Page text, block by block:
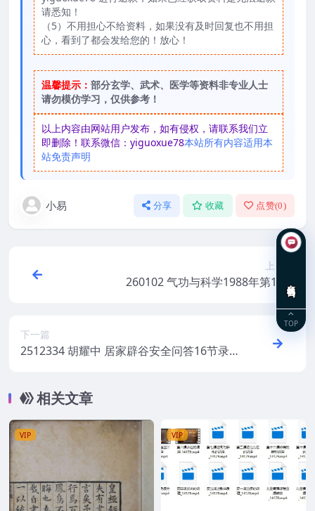
请悉知！
（5）不用担心不给资料，如果没有及时回复也不用担
心，看到了都会发给您的！放心！
温馨提示： 部分玄学、武术、医学等资料非专业人士
请勿模仿学习，仅供参考！
以上内容由网站用户发布，如有侵权，请联系我们立
即删除！联系微信：yiguoxue78本站所有内容适用本
站免责声明
小易 分享 收藏 点赞(0)
上一篇
260102 气功与科学1988年第11期
下一篇
2512334 胡耀中 居家辟谷安全问答16节录
相关文章
VIP VIP
TOP